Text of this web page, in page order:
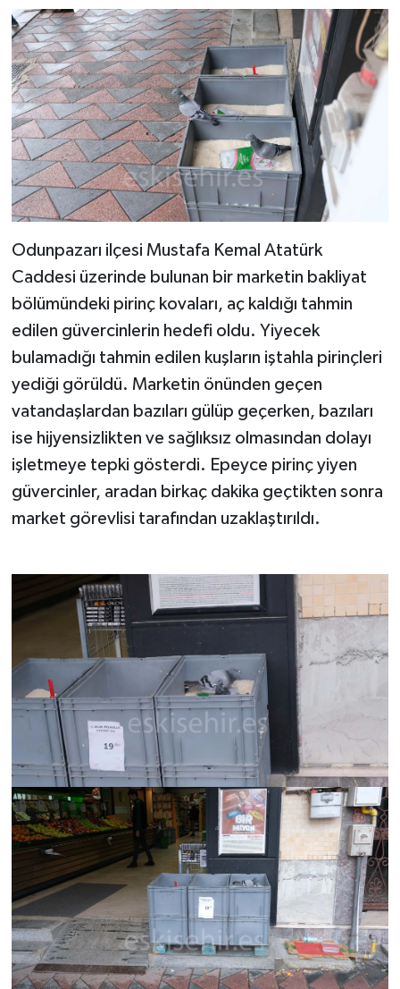
Odunpazarı ilçesi Mustafa Kemal Atatürk
Caddesi üzerinde bulunan bir marketin bakliyat
bölümündeki pirinç kovaları, aç kaldığı tahmin
edilen güvercinlerin hedefi oldu. Yiyecek
bulamadığı tahmin edilen kuşların iştahla pirinçleri
yediği görüldü. Marketin önünden geçen
vatandaşlardan bazıları gülüp geçerken, bazıları
ise hijyensizlikten ve sağlıksız olmasından dolayı
işletmeye tepki gösterdi. Epeyce pirinç yiyen
güvercinler, aradan birkaç dakika geçtikten sonra
market görevlisi tarafından uzaklaştırıldı.